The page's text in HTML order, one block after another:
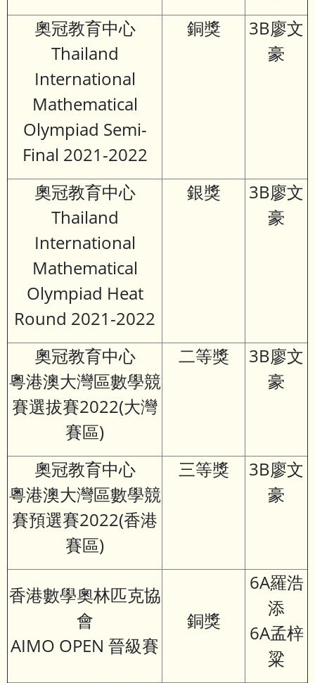
奧冠教育中心
Thailand
International
Mathematical
Olympiad Semi-
Final 2021-2022
銅獎
3B廖文
豪
奧冠教育中心
Thailand
International
Mathematical
Olympiad Heat
Round 2021-2022
銀獎
3B廖文
豪
奧冠教育中心
粵港澳大灣區數學競
賽選拔賽2022(大灣
賽區)
二等獎
3B廖文
豪
奧冠教育中心
粵港澳大灣區數學競
賽預選賽2022(香港
賽區)
三等獎
3B廖文
豪
香港數學奧林匹克協
會
AIMO OPEN 晉級賽
銅獎
6A羅浩
添
6A孟梓
粱